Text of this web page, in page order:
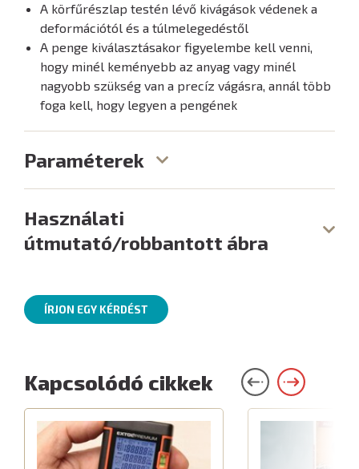
A körfűrészlap testén lévő kivágások védenek a
deformációtól és a túlmelegedéstől
A penge kiválasztásakor figyelembe kell venni,
hogy minél keményebb az anyag vagy minél
nagyobb szükség van a precíz vágásra, annál több
foga kell, hogy legyen a pengének
Paraméterek
Használati
útmutató/robbantott ábra
ÍRJON EGY KÉRDÉST
Kapcsolódó cikkek